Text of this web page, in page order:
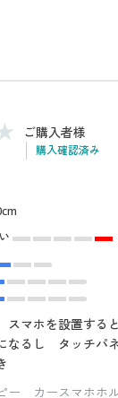
ご購入者様
購入確認済み
スマホを設置す
なるし タッチパ
ー カースマホホ